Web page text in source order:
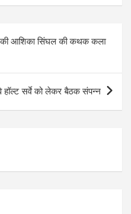
gr
a
ail py
n
k
ar
की आशिका सिंघल की कथक कला
हॉल्ट सर्वे को लेकर बैठक संपन्न